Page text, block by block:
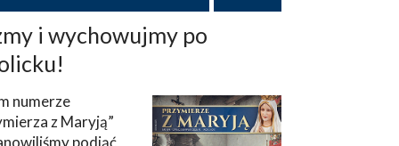
i wychowujmy po
numerze
z Maryją”
podjąć